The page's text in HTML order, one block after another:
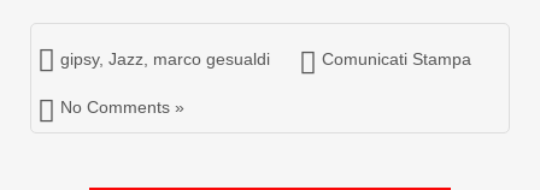
gipsy, Jazz marco gesualdi Comunicati Stampa
No Comments »